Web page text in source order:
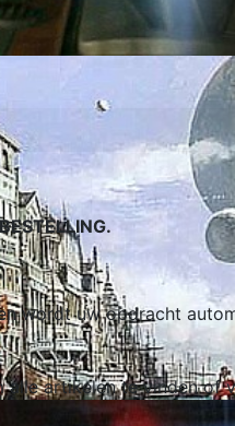
wordt uw opdracht
alle artikelen te vinden of